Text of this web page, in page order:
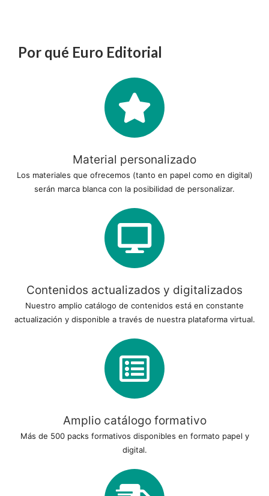
Por qué Euro Editorial
Material personalizado
Los materiales que ofrecemos (tanto en papel como en digital)
serán marca blanca con la posibilidad de personalizar.
Contenidos actualizados y digitalizados
Nuestro amplio catálogo de contenidos está en constante
actualización y disponible a través de nuestra plataforma virtual.
Amplio catálogo formativo
Más de 500 packs formativos disponibles en formato papel y
digital.